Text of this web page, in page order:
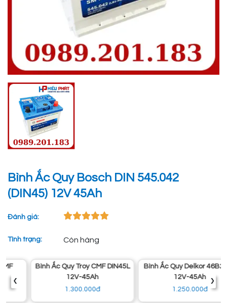
Bình Ắc Quy Bosch DIN 545.042
(DIN45) 12V 45Ah
Đánh giá:
Tình trạng: Còn hàng
Bình Ắc Quy Troy CMF DIN45L
12V-45Ah
1.300.000đ
Bình Ắc Quy Delkor 46B24LS
12V-45Ah
1.250.000đ
‹ ›